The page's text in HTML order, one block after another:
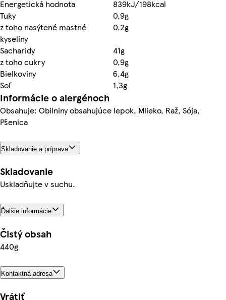
Energetická hodnota
839kJ/198kcal
Tuky
0,9g
z toho nasýtené mastné
kyseliny
0,2g
Sacharidy
41g
z toho cukry
0,9g
Bielkoviny
6,4g
Soľ
1,3g
Informácie o alergénoch
Obsahuje: Obilniny obsahujúce lepok, Mlieko, Raž, Sója,
Pšenica
Skladovanie a príprava
Skladovanie
Uskladňujte v suchu.
Ďalšie informácie
Čistý obsah
440g
Kontaktná adresa
Vrátiť